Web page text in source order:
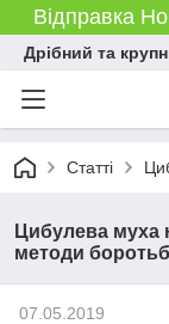
Відправка
Дрібний та
Статті
Цибулева муха
методи
07.05.2019